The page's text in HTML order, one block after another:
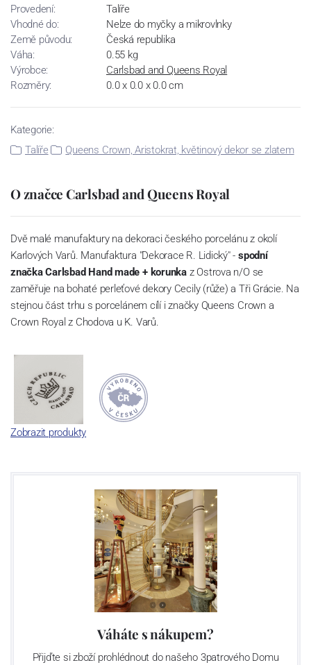
Provedení:
Talíře
Vhodné do:
Nelze do myčky a mikrovlnky
Země původu:
Česká republika
Váha:
0.55 kg
Výrobce:
Carlsbad and Queens Royal
Rozměry:
0.0 x 0.0 x 0.0 cm
Kategorie:
Talíře
Queens Crown, Aristokrat, květinový dekor se zlatem
O značce Carlsbad and Queens Royal
Dvě malé manufaktury na dekoraci českého porcelánu z okolí
Karlových Varů. Manufaktura "Dekorace R. Lidický" -spodní
značka Carlsbad Hand made + korunka z Ostrova n/O se
zaměřuje na bohaté perleťové dekory Cecily (růže) a Tři Grácie. Na
stejnou část trhu s porcelánem cílí i značky Queens Crown a
Crown Royal z Chodova u K. Varů.
Zobrazit produkty
Váháte s nákupem?
Přijďte si zboží prohlédnout do našeho 3patrového Domu